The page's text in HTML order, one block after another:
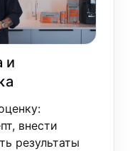
и
внести
результаты